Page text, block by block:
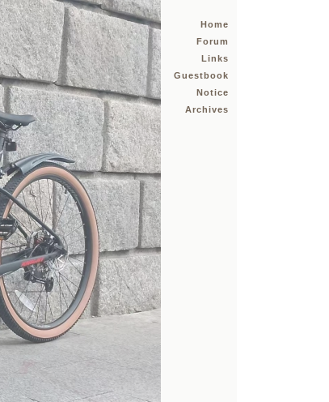
Home
Forum
Links
Guestbook
Notice
Archives